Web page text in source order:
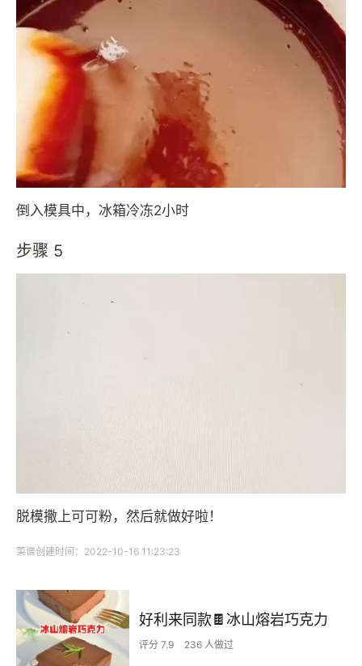
倒入模具中，冰箱冷冻2小时
步骤 5
脱模撒上可可粉，然后就做好啦！
菜谱创建时间：2022-10-16 11:23:23
好利来同款🍫冰山熔岩巧克力
评分 7.9 236 人做过